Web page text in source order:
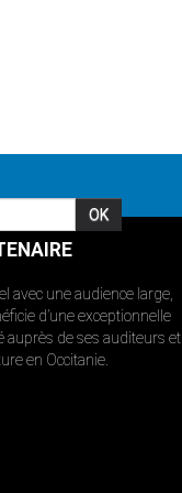
avec une audience large,
d’une exceptionnelle
auprès de ses auditeurs et
en Occitanie.